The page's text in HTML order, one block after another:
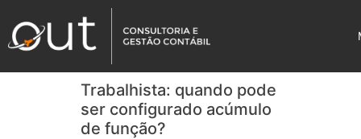
Trabalhista: quando pode
ser configurado acúmulo
de função?